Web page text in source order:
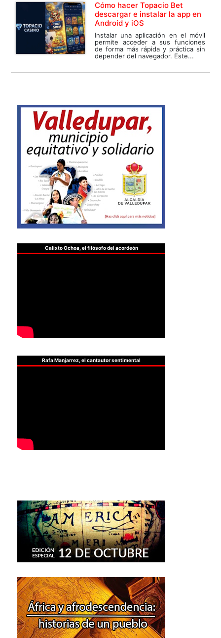
Cómo hacer Topacio Bet
descargar e instalar la app en
Android y iOS
Instalar una aplicación en el móvil
permite acceder a sus funciones
de forma más rápida y práctica sin
depender del navegador. Este...
Calixto Ochoa, el filósofo del acordeón
Rafa Manjarrez, el cantautor sentimental